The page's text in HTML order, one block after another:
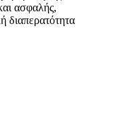
ασφαλής,
διαπερατότητα